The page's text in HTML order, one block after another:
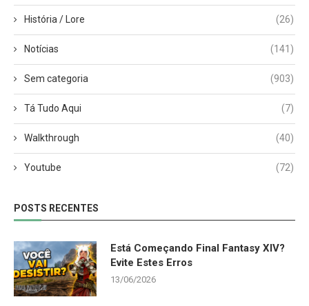
História / Lore (26)
Notícias (141)
Sem categoria (903)
Tá Tudo Aqui (7)
Walkthrough (40)
Youtube (72)
POSTS RECENTES
Está Começando Final Fantasy XIV?
Evite Estes Erros
13/06/2026